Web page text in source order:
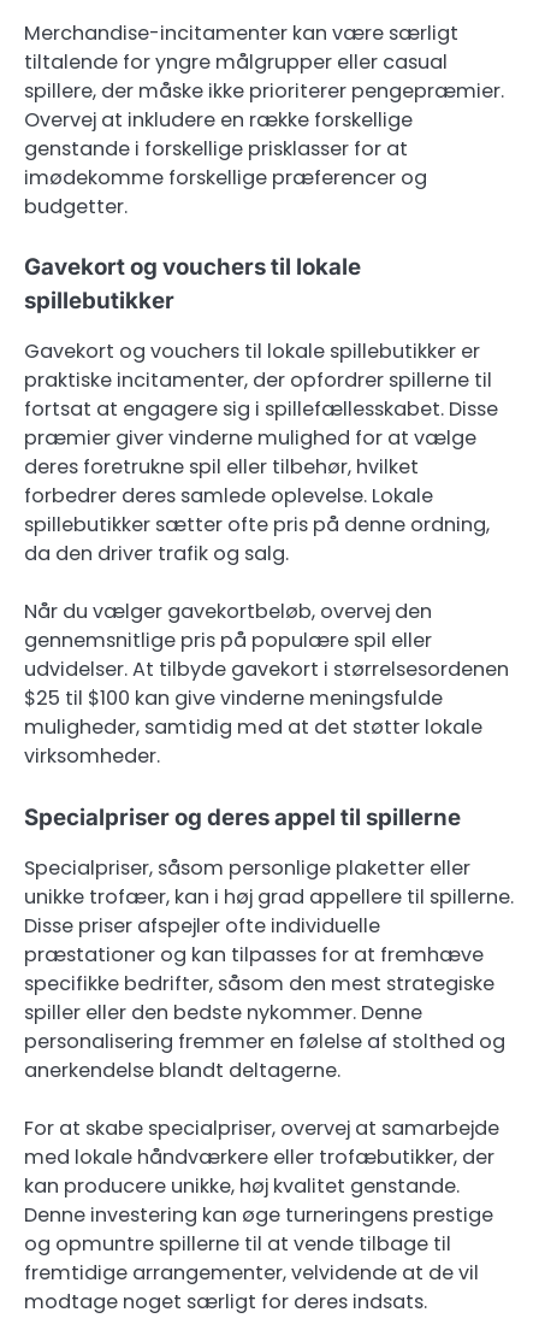
Merchandise-incitamenter kan være særligt
tiltalende for yngre målgrupper eller casual
spillere, der måske ikke prioriterer pengepræmier.
Overvej at inkludere en række forskellige
genstande i forskellige prisklasser for at
imødekomme forskellige præferencer og
budgetter.
Gavekort og vouchers til lokale
spillebutikker
Gavekort og vouchers til lokale spillebutikker er
praktiske incitamenter, der opfordrer spillerne til
fortsat at engagere sig i spillefællesskabet. Disse
præmier giver vinderne mulighed for at vælge
deres foretrukne spil eller tilbehør, hvilket
forbedrer deres samlede oplevelse. Lokale
spillebutikker sætter ofte pris på denne ordning,
da den driver trafik og salg.
Når du vælger gavekortbeløb, overvej den
gennemsnitlige pris på populære spil eller
udvidelser. At tilbyde gavekort i størrelsesordenen
$25 til $100 kan give vinderne meningsfulde
muligheder, samtidig med at det støtter lokale
virksomheder.
Specialpriser og deres appel til spillerne
Specialpriser, såsom personlige plaketter eller
unikke trofæer, kan i høj grad appellere til spillerne.
Disse priser afspejler ofte individuelle
præstationer og kan tilpasses for at fremhæve
specifikke bedrifter, såsom den mest strategiske
spiller eller den bedste nykommer. Denne
personalisering fremmer en følelse af stolthed og
anerkendelse blandt deltagerne.
For at skabe specialpriser, overvej at samarbejde
med lokale håndværkere eller trofæbutikker, der
kan producere unikke, høj kvalitet genstande.
Denne investering kan øge turneringens prestige
og opmuntre spillerne til at vende tilbage til
fremtidige arrangementer, velvidende at de vil
modtage noget særligt for deres indsats.